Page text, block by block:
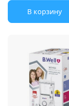
В корзину